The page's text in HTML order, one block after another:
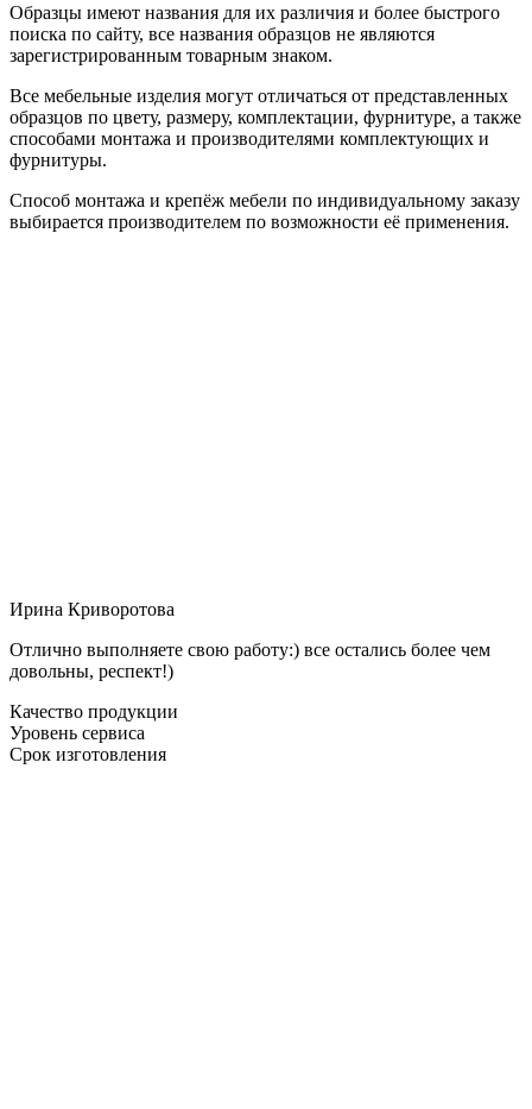
Образцы имеют названия для их различия и более быстрого
поиска по сайту, все названия образцов не являются
зарегистрированным товарным знаком.
Все мебельные изделия могут отличаться от представленных
образцов по цвету, размеру, комплектации, фурнитуре, а также
способами монтажа и производителями комплектующих и
фурнитуры.
Способ монтажа и крепёж мебели по индивидуальному заказу
выбирается производителем по возможности её применения.
Ирина Криворотова
Отлично выполняете свою работу:) все остались более чем
довольны, респект!)
Качество продукции
Уровень сервиса
Срок изготовления